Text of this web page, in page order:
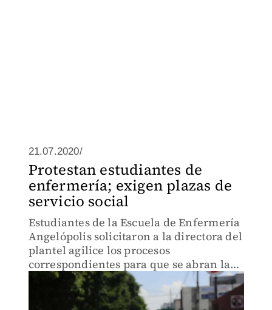
21.07.2020/
Protestan estudiantes de
enfermería; exigen plazas de
servicio social
Estudiantes de la Escuela de Enfermería
Angelópolis solicitaron a la directora del
plantel agilice los procesos
correspondientes para que se abran las
plazas de servicio social.